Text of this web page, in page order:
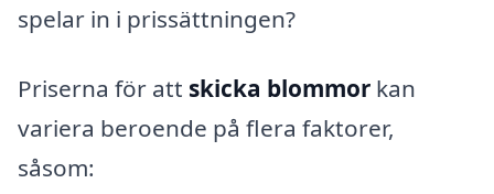
spelar in i prissättningen?
Priserna för att skicka blommor kan
variera beroende på flera faktorer,
såsom: